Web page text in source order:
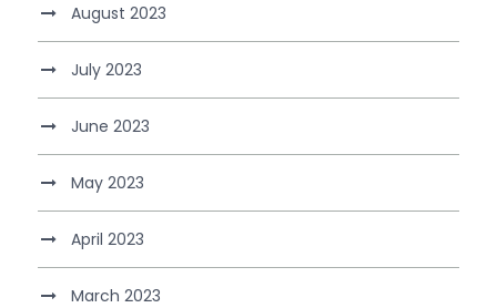
August 2023
July 2023
June 2023
May 2023
April 2023
March 2023